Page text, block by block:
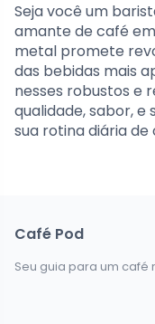
Seja você um
amante de café
metal promete
das bebidas mais
nesses robustos e
qualidade, sabor,
sua rotina diária de
Café Pod
Seu guia para um café